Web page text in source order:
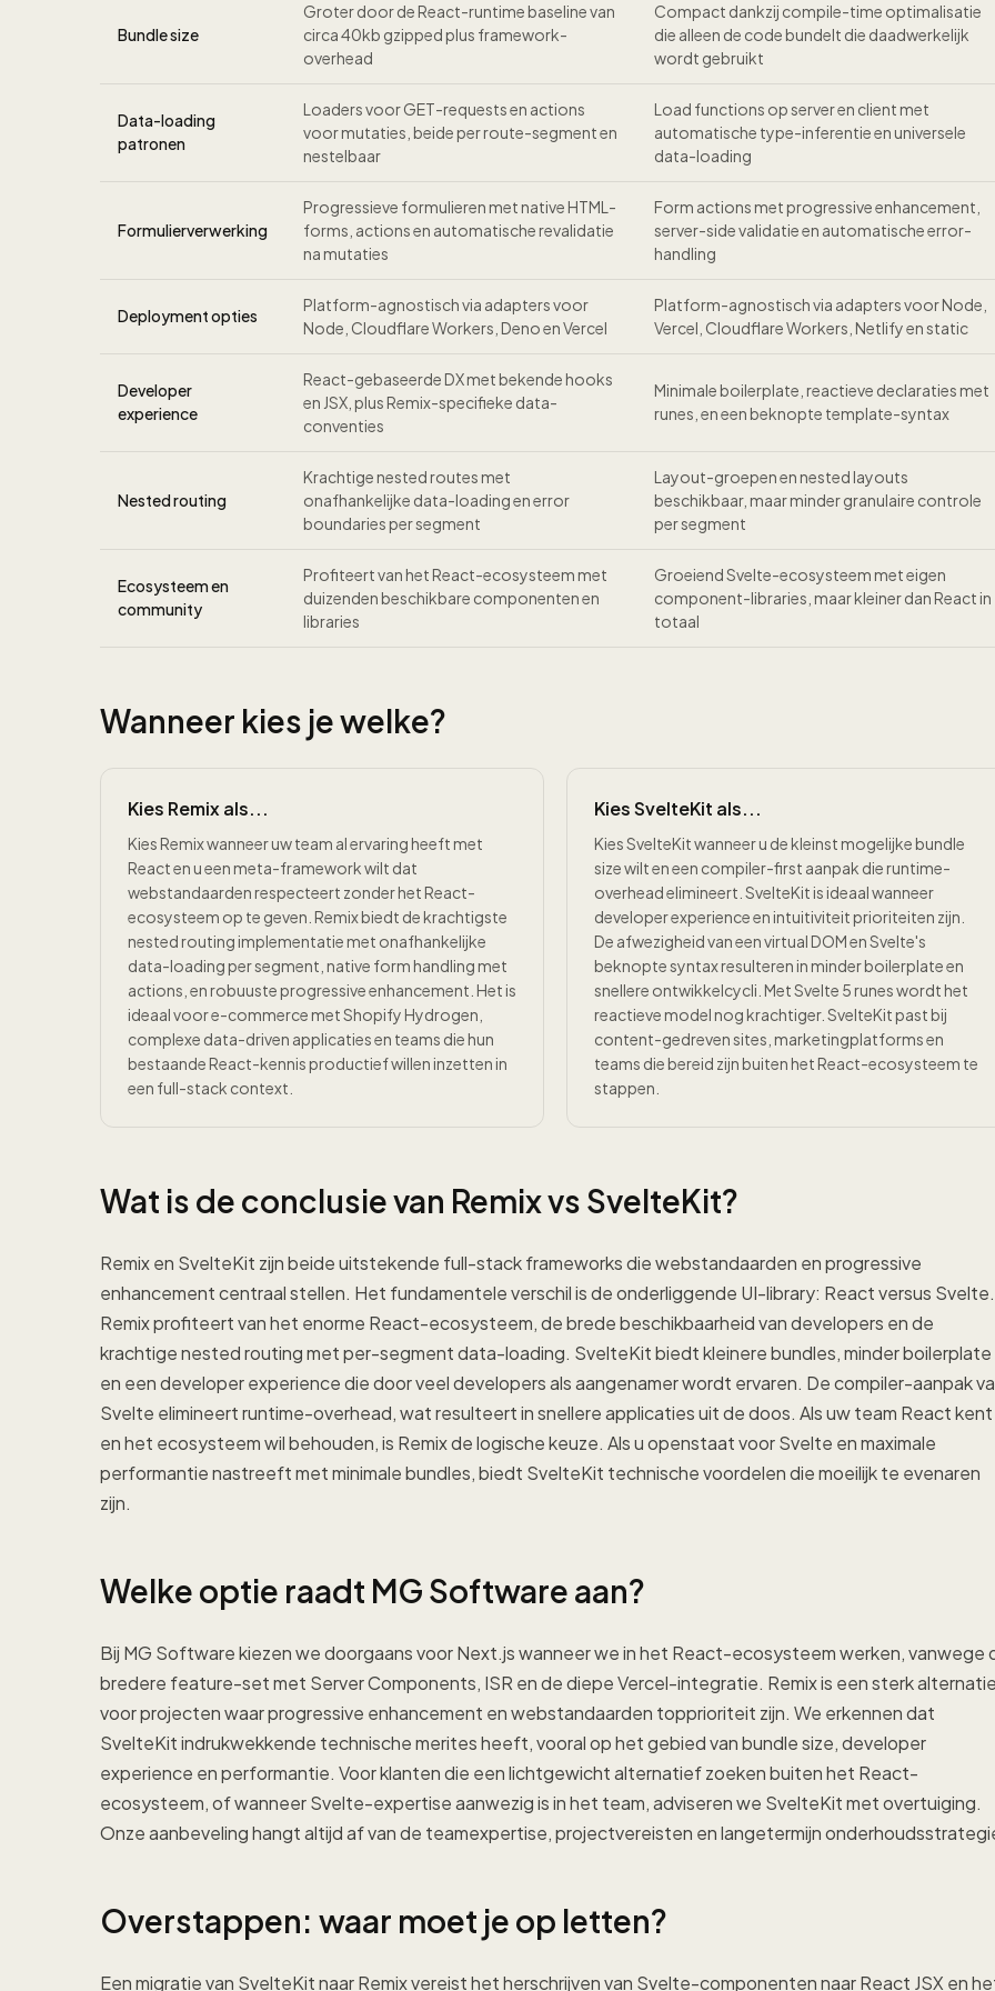
Bundle size
Groter door de React-runtime baseline van
circa 40kb gzipped plus framework-
overhead
Compact dankzij compile-time optimalisatie
die alleen de code bundelt die daadwerkelijk
wordt gebruikt
Data-loading
patronen
Loaders voor GET-requests en actions
voor mutaties, beide per route-segment en
nestelbaar
Load functions op server en client met
automatische type-inferentie en universele
data-loading
Formulierverwerking
Progressieve formulieren met native HTML-
forms, actions en automatische revalidatie
na mutaties
Form actions met progressive enhancement,
server-side validatie en automatische error-
handling
Deployment opties
Platform-agnostisch via adapters voor
Node, Cloudflare Workers, Deno en Vercel
Platform-agnostisch via adapters voor Node,
Vercel, Cloudflare Workers, Netlify en static
Developer
experience
React-gebaseerde DX met bekende hooks
en JSX, plus Remix-specifieke data-
conventies
Minimale boilerplate, reactieve declaraties met
runes, en een beknopte template-syntax
Nested routing
Krachtige nested routes met
onafhankelijke data-loading en error
boundaries per segment
Layout-groepen en nested layouts
beschikbaar, maar minder granulaire controle
per segment
Ecosysteem en
community
Profiteert van het React-ecosysteem met
duizenden beschikbare componenten en
libraries
Groeiend Svelte-ecosysteem met eigen
component-libraries, maar kleiner dan React in
totaal
Wanneer kies je welke?
Kies Remix als...
Kies Remix wanneer uw team al ervaring heeft met
React en u een meta-framework wilt dat
webstandaarden respecteert zonder het React-
ecosysteem op te geven. Remix biedt de krachtigste
nested routing implementatie met onafhankelijke
data-loading per segment, native form handling met
actions, en robuuste progressive enhancement. Het is
ideaal voor e-commerce met Shopify Hydrogen,
complexe data-driven applicaties en teams die hun
bestaande React-kennis productief willen inzetten in
een full-stack context.
Kies SvelteKit als...
Kies SvelteKit wanneer u de kleinst mogelijke bundle
size wilt en een compiler-first aanpak die runtime-
overhead elimineert. SvelteKit is ideaal wanneer
developer experience en intuitiviteit prioriteiten zijn.
De afwezigheid van een virtual DOM en Svelte's
beknopte syntax resulteren in minder boilerplate en
snellere ontwikkelcycli. Met Svelte 5 runes wordt het
reactieve model nog krachtiger. SvelteKit past bij
content-gedreven sites, marketingplatforms en
teams die bereid zijn buiten het React-ecosysteem te
stappen.
Wat is de conclusie van Remix vs SvelteKit?
Remix en SvelteKit zijn beide uitstekende full-stack frameworks die webstandaarden en progressive
enhancement centraal stellen. Het fundamentele verschil is de onderliggende UI-library: React versus Svelte.
Remix profiteert van het enorme React-ecosysteem, de brede beschikbaarheid van developers en de
krachtige nested routing met per-segment data-loading. SvelteKit biedt kleinere bundles, minder boilerplate
en een developer experience die door veel developers als aangenamer wordt ervaren. De compiler-aanpak
Svelte elimineert runtime-overhead, wat resulteert in snellere applicaties uit de doos. Als uw team React kent
en het ecosysteem wil behouden, is Remix de logische keuze. Als u openstaat voor Svelte en maximale
performantie nastreeft met minimale bundles, biedt SvelteKit technische voordelen die moeilijk te evenaren
zijn.
Welke optie raadt MG Software aan?
Bij MG Software kiezen we doorgaans voor Next.js wanneer we in het React-ecosysteem werken, vanwege
bredere feature-set met Server Components, ISR en de diepe Vercel-integratie. Remix is een sterk
voor projecten waar progressive enhancement en webstandaarden topprioriteit zijn. We erkennen dat
SvelteKit indrukwekkende technische merites heeft, vooral op het gebied van bundle size, developer
experience en performantie. Voor klanten die een lichtgewicht alternatief zoeken buiten het React-
ecosysteem, of wanneer Svelte-expertise aanwezig is in het team, adviseren we SvelteKit met overtuiging.
Onze aanbeveling hangt altijd af van de teamexpertise, projectvereisten en langetermijn
Overstappen: waar moet je op letten?
Een migratie van SvelteKit naar Remix vereist het herschrijven van Svelte-componenten naar React JSX en